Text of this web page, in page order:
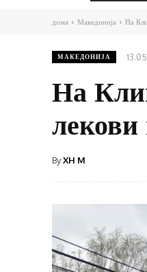
дома Македонија На
МАКЕДОНИЈА
На
лекови
ByXH M